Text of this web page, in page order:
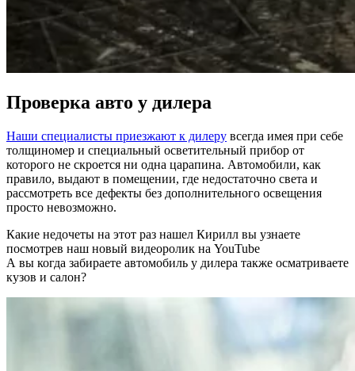
Проверка авто у дилера
Наши специалисты приезжают к дилеру всегда имея при себе
толщиномер и специальный осветительный прибор от
которого не скроется ни одна царапина. Автомобили, как
правило, выдают в помещении, где недостаточно света и
рассмотреть все дефекты без дополнительного освещения
просто невозможно.
Какие недочеты на этот раз нашел Кирилл вы узнаете
посмотрев наш новый видеоролик на YouTube
А вы когда забираете автомобиль у дилера также осматриваете
кузов и салон?